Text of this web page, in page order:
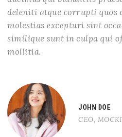
deleniti atque corrupti quos
molestias excepturi sint
similique sunt in culpa qui
mollitia.
JOHN DOE
CEO,